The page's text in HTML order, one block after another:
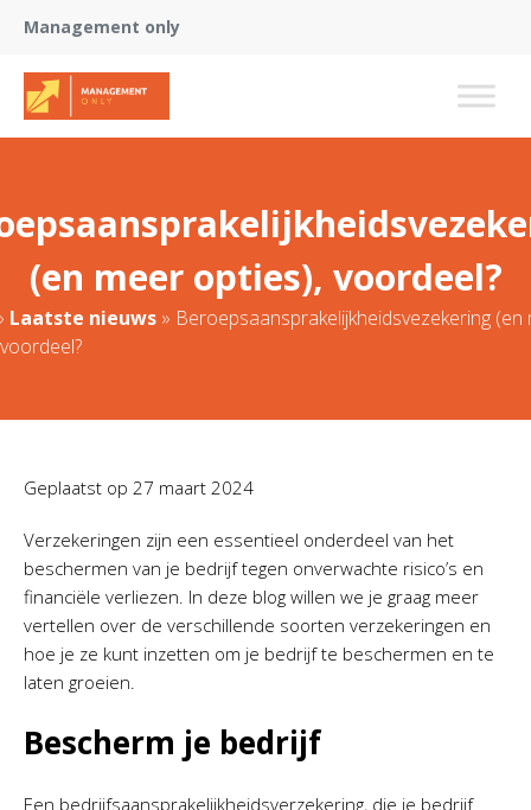
Management only
(en meer opties), voordeel?
Laatste nieuws » Beroepsaansprakelijkheidsvezekering (en
Geplaatst op 27 maart 2024
Verzekeringen zijn een essentieel onderdeel van het
beschermen van je bedrijf tegen onverwachte risico’s en
financiële verliezen. In deze blog willen we je graag meer
vertellen over de verschillende soorten verzekeringen en
hoe je ze kunt inzetten om je bedrijf te beschermen en te
laten groeien.
Bescherm je bedrijf
Een bedrijfsaansprakelijkheidsverzekering, die je bedrijf